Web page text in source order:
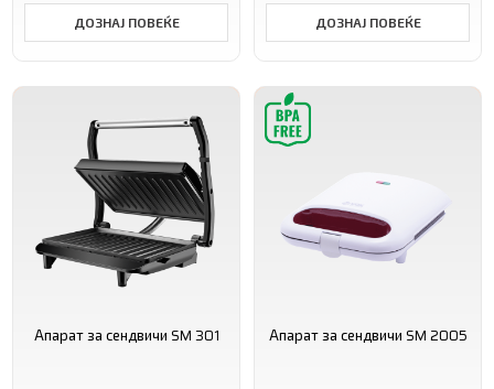
ДОЗНАЈ ПОВЕЌЕ ДОЗНАЈ ПОВЕЌЕ
Апарат за сендвичи SM 301 Апарат за сендвичи SM 2005